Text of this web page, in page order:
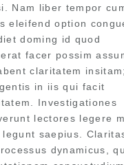
Nam liber tempor
eleifend option
doming id quod
facer possim
claritatem insitam;
in iis qui facit
Investigationes
lectores legere
saepius.
dynamicus,